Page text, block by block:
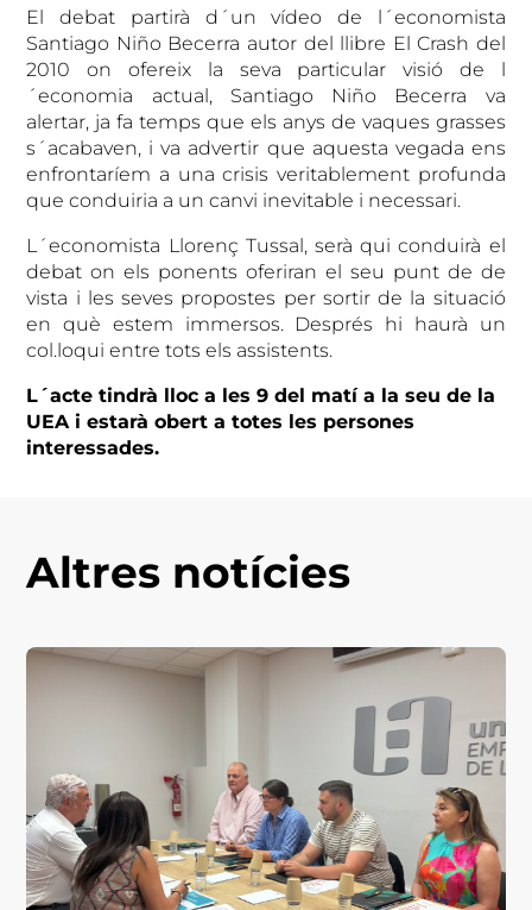
El debat partirà d´un vídeo de l´economista
Santiago Niño Becerra autor del llibre El Crash del
2010 on ofereix la seva particular visió de l
´economia actual, Santiago Niño Becerra va
alertar, ja fa temps que els anys de vaques grasses
s´acabaven, i va advertir que aquesta vegada ens
enfrontaríem a una crisis veritablement profunda
que conduiria a un canvi inevitable i necessari.
L´economista Llorenç Tussal, serà qui conduirà el
debat on els ponents oferiran el seu punt de de
vista i les seves propostes per sortir de la situació
en què estem immersos. Després hi haurà un
col.loqui entre tots els assistents.
L´acte tindrà lloc a les 9 del matí a la seu de la
UEA i estarà obert a totes les persones
interessades.
Altres notícies